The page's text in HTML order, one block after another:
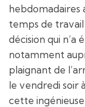
hebdomadaires
temps de travail
décision qui n’a
notamment
plaignant de
le vendredi soir
cette